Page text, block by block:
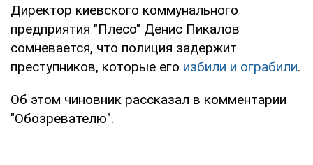
Директор киевского коммунального
предприятия "Плесо" Денис Пикалов
сомневается, что полиция задержит
преступников, которые его избили и ограбили.
Об этом чиновник рассказал в комментарии
"Обозревателю".